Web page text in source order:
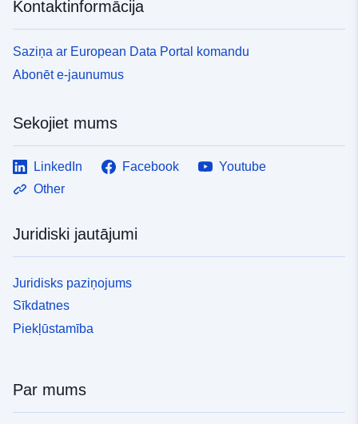
Kontaktinformācija
Saziņa ar European Data Portal komandu
Abonēt e-jaunumus
Sekojiet mums
LinkedIn Facebook
Youtube
Other
Juridiski jautājumi
Juridisks paziņojums
Sīkdatnes
Piekļūstamība
Par mums